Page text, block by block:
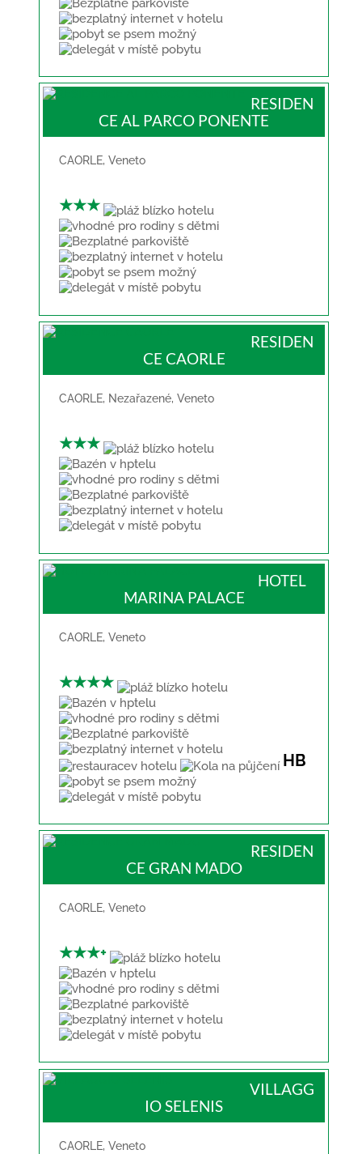
RESIDEN
CE AL PARCO PONENTE
CAORLE, Veneto
★★★
RESIDEN
CE CAORLE
CAORLE, Nezařazené, Veneto
★★★
HOTEL
MARINA PALACE
CAORLE, Veneto
★★★★
HB
RESIDEN
CE GRAN MADO
CAORLE, Veneto
★★★+
VILLAGG
IO SELENIS
CAORLE, Veneto